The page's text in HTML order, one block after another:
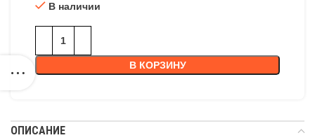
В наличии
В КОРЗИНУ
ОПИСАНИЕ